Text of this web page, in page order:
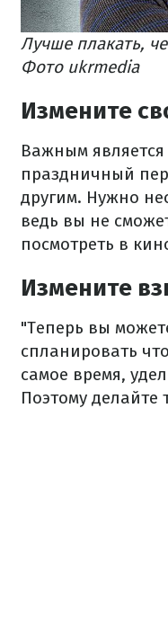
Лучше плакать,
Фото ukrmedia
Измените
Важным
праздничный
другим. Нужно
ведь вы не
посмотреть в
Измените
"Теперь вы
спланировать
самое время,
Поэтому делайте